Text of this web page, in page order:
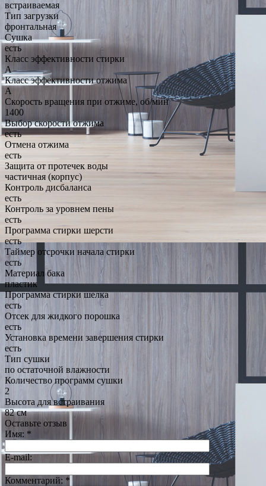
встраиваемая
Тип загрузки
фронтальная
Сушка
есть
Класс эффективности стирки
A
Класс эффективности отжима
A
Скорость вращения при отжиме, об/мин
1400
Выбор скорости отжима
есть
Отмена отжима
есть
Защита от протечек воды
частичная (корпус)
Контроль дисбаланса
есть
Контроль за уровнем пены
есть
Программа стирки шерсти
есть
Таймер отсрочки начала стирки
есть
Материал бака
пластик
Программа стирки шелка
есть
Отсек для жидкого порошка
есть
Установка времени завершения стирки
есть
Тип сушки
по остаточной влажности
Количество программ сушки
2
Высота для встраивания
82 см
Оставьте отзыв
Имя: *
E-mail:
Комментарий: *